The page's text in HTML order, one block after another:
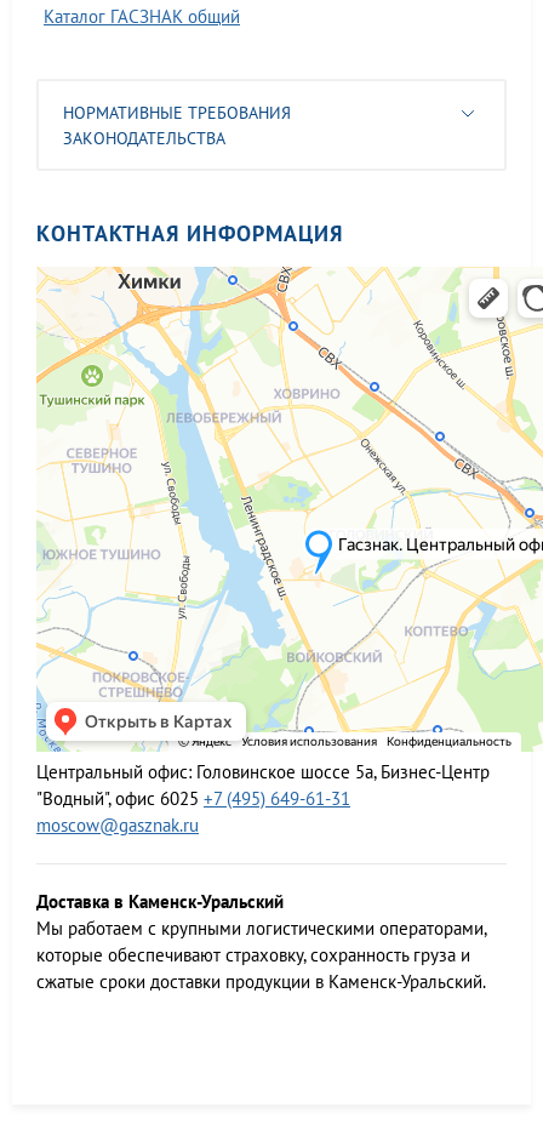
Каталог ГАСЗНАК общий
НОРМАТИВНЫЕ ТРЕБОВАНИЯ
ЗАКОНОДАТЕЛЬСТВА
КОНТАКТНАЯ ИНФОРМАЦИЯ
Центральный офис: Головинское шоссе 5а, Бизнес-Центр
"Водный", офис 6025 +7 (495) 649-61-31
moscow@gasznak.ru
Доставка в Каменск-Уральский
Мы работаем c крупными логистическими операторами,
которые обеспечивают страховку, сохранность груза и
сжатые сроки доставки продукции в Каменск-Уральский.